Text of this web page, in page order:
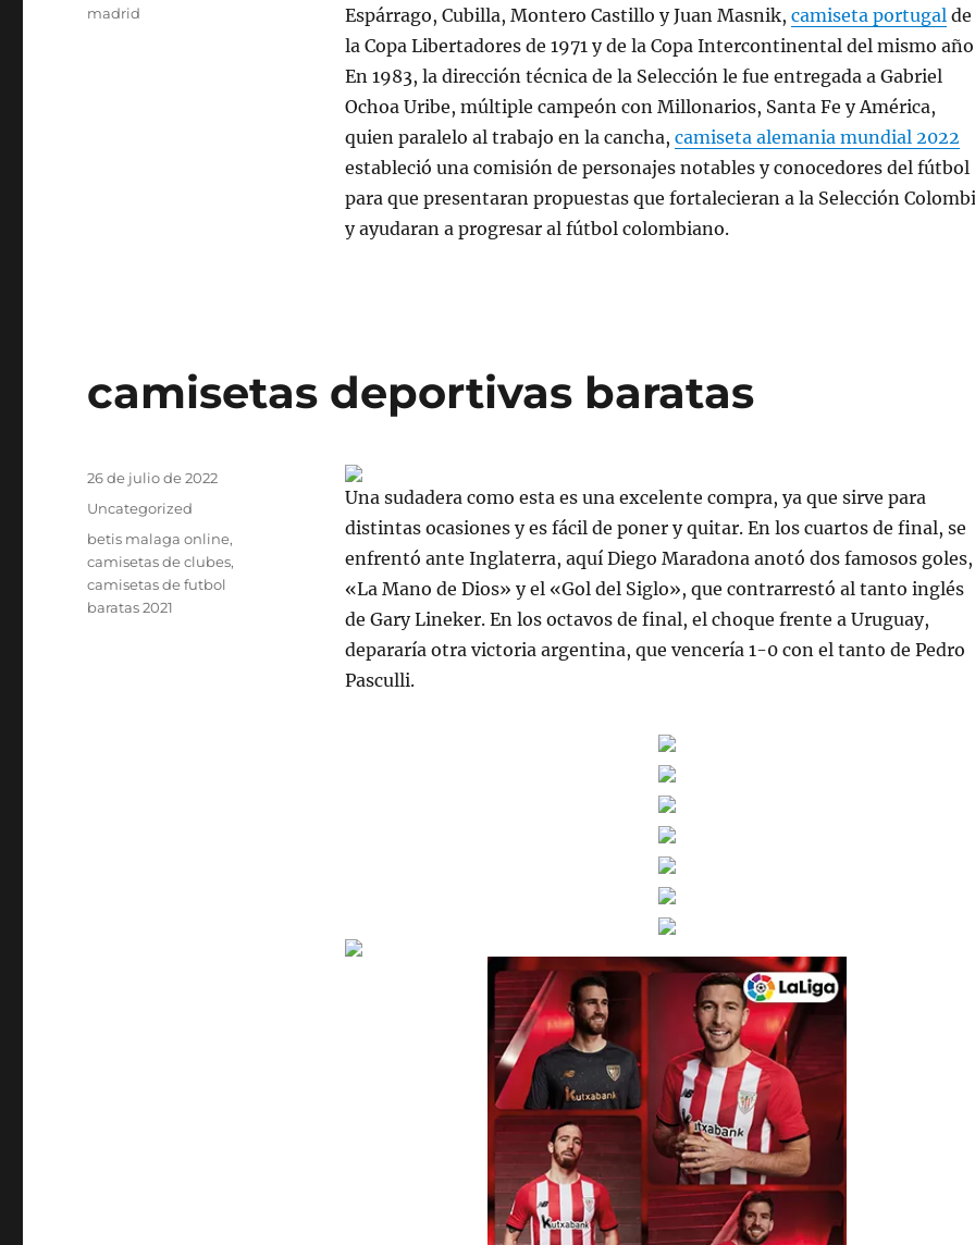
Espárrago, Cubilla, Montero Castillo y Juan Masnik, camiseta portugalde
la Copa Libertadores de 1971 y de la Copa Intercontinental del mismo
En 1983, la dirección técnica de la Selección le fue entregada a Gabriel
Ochoa Uribe, múltiple campeón con Millonarios, Santa Fe y América,
quien paralelo al trabajo en la cancha, camiseta alemania mundial 2022
estableció una comisión de personajes notables y conocedores del fútbol
para que presentaran propuestas que fortalecieran a la Selección
y ayudaran a progresar al fútbol colombiano.
madrid
camisetas deportivas baratas
Una sudadera como esta es una excelente compra, ya que sirve para
distintas ocasiones y es fácil de poner y quitar. En los cuartos de final, se
enfrentó ante Inglaterra, aquí Diego Maradona anotó dos famosos goles,
«La Mano de Dios» y el «Gol del Siglo», que contrarrestó al tanto inglés
de Gary Lineker. En los octavos de final, el choque frente a Uruguay,
depararía otra victoria argentina, que vencería 1-0 con el tanto de Pedro
Pasculli.
Publicado
26 de julio de 2022
Categorías
Uncategorized
Etiquetas
betis malaga online,
camisetas de clubes,
camisetas de futbol
baratas 2021